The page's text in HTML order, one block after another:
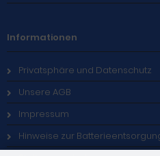
Informationen
Privatsphäre und Datenschutz
Unsere AGB
Impressum
Hinweise zur